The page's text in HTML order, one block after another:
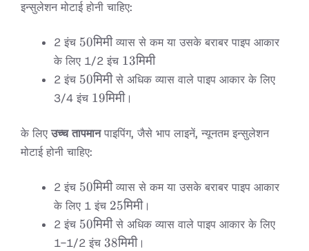
इन्सुलेशन मोटाई होनी चाहिए:
2 इंच 50
मिमी
50मिमीव्यास से कम या उसके बराबर पाइप आकार
के लिए 1/2 इंच 13
मिमी
13मिमी
2 इंच 50
मिमी
50मिमीसे अधिक व्यास वाले पाइप आकार के लिए
3/4 इंच 19
19मिमी।
के लिएउच्च तापमानपाइपिंग, जैसे भाप लाइनें, न्यूनतम इन्सुलेशन
मोटाई होनी चाहिए:
2 इंच 50
मिमी
50मिमीव्यास से कम या उसके बराबर पाइप आकार
के लिए 1 इंच 25
मिमी
25मिमी।
2 इंच 50
मिमी
50मिमीसे अधिक व्यास वाले पाइप आकार के लिए
1-1/2 इंच 38
38मिमी।